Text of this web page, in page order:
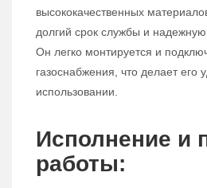
высококачественных
долгий срок службы и надежную
Он легко монтируется и
газоснабжения, что делает его
использовании.
Исполнение и
работы: